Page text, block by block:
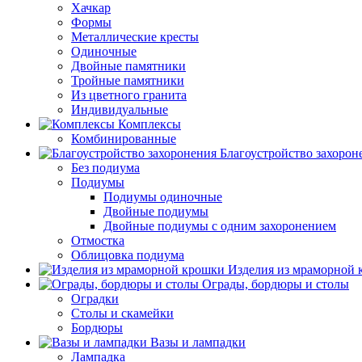
Хачкар
Формы
Металлические кресты
Одиночные
Двойные памятники
Тройные памятники
Из цветного гранита
Индивидуальные
Комплексы
Комбинированные
Благоустройство
Без подиума
Подиумы
Подиумы одиночные
Двойные подиумы
Двойные подиумы с одним захоронением
Отмостка
Облицовка подиума
Изделия из мраморной
Ограды, бордюры и столы
Оградки
Столы и скамейки
Бордюры
Вазы и лампадки
Лампадка